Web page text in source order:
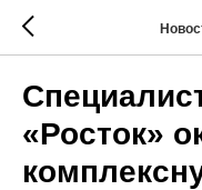
«Росток»